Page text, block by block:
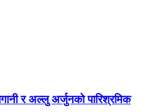
र अल्लु अर्जुनको पारिश्रमिक